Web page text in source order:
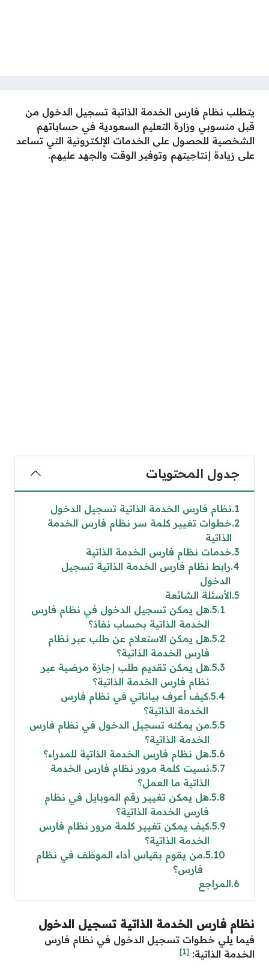
​​يتطلب نظام فارس الخدمة الذاتية تسجيل الدخول من
قبل منسوبي وزارة التعليم السعودية في حساباتهم
الشخصية للحصول على الخدمات الإلكترونية التي تساعد
على زيادة إنتاجيتهم وتوفير الوقت والجهد عليهم.
جدول المحتويات
1 نظام فارس الخدمة الذاتية تسجيل الدخول
2 خطوات تغيير كلمة سر نظام فارس الخدمة
الذاتية
3 خدمات نظام فارس الخدمة الذاتية
4 رابط نظام فارس الخدمة الذاتية تسجيل
الدخول
5 الأسئلة الشائعة
5.1 هل يمكن تسجيل الدخول في نظام فارس
الخدمة الذاتية بحساب نفاذ؟
5.2 هل يمكن الاستعلام عن طلب عبر نظام
فارس الخدمة الذاتية؟
5.3 هل يمكن تقديم طلب إجازة مرضية عبر
نظام فارس الخدمة الذاتية؟
5.4 كيف أعرف بياناتي في نظام فارس
الخدمة الذاتية؟
5.5 من يمكنه تسجيل الدخول في نظام فارس
الخدمة الذاتية؟
5.6 هل نظام فارس الخدمة الذاتية للمدراء؟
5.7 نسيت كلمة مرور نظام فارس الخدمة
الذاتية ما العمل؟
5.8 هل يمكن تغيير رقم الموبايل في نظام
فارس الخدمة الذاتية؟
5.9 كيف يمكن تغيير كلمة مرور نظام فارس
الخدمة الذاتية؟
5.10 من يقوم بقياس أداء الموظف في نظام
فارس؟
6 المراجع
نظام فارس الخدمة الذاتية تسجيل الدخول
فيما يلي خطوات تسجيل الدخول في نظام فارس
الخدمة الذاتية: [1]